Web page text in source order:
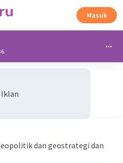
Masuk
Iklan
dan geostrategi dan